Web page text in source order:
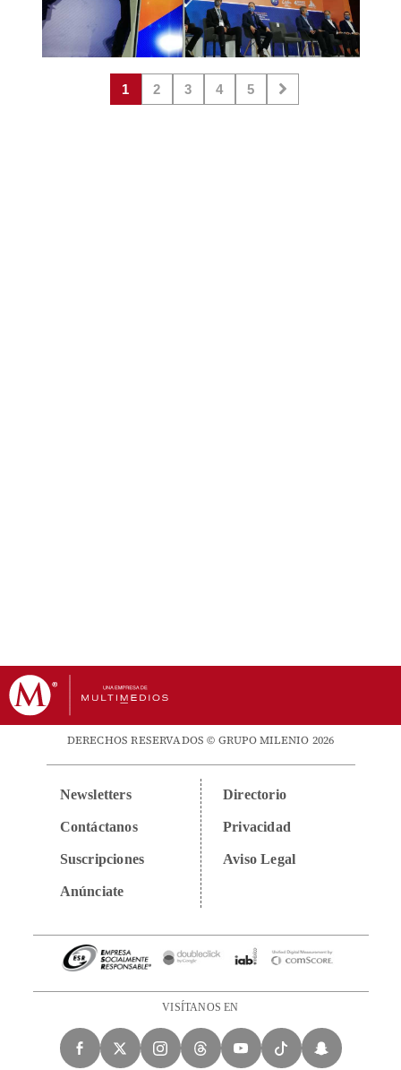
1 2 3 4 5
DERECHOS RESERVADOS © GRUPO MILENIO 2026
Newsletters
Contáctanos
Suscripciones
Anúnciate
Directorio
Privacidad
Aviso Legal
VISÍTANOS EN